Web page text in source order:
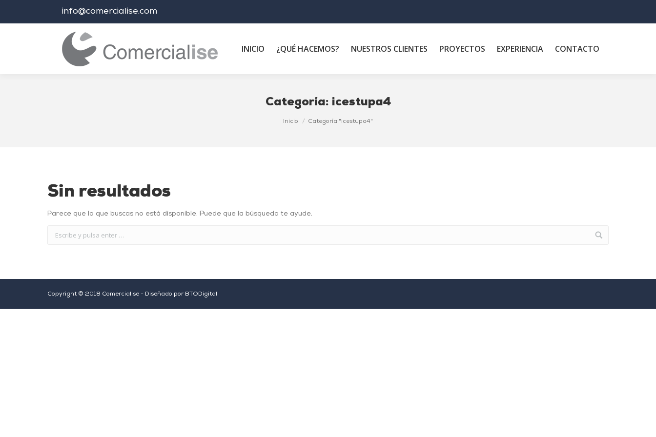
info@comercialise.com
INICIO ¿QUÉ HACEMOS? NUESTROS CLIENTES PROYECTOS EXPERIENCIA CONTACTO
Categoría: icestupa4
Inicio Categoría "icestupa4"
Sin resultados
Parece que lo que buscas no está disponible. Puede que la búsqueda te ayude.
Copyright © 2018 Comercialise - Diseñado por BTODigital